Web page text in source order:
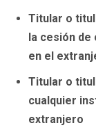
Titular o
la cesión
en el
Titular o
cualquier
extranjero